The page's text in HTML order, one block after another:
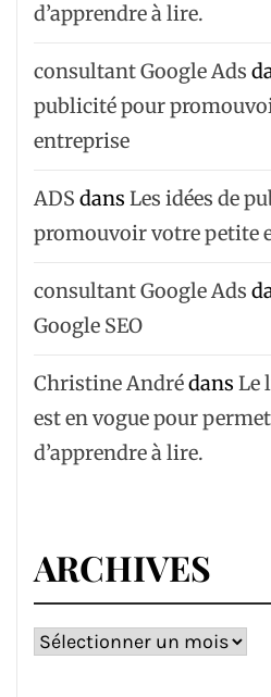
d’apprendre à lire.
consultant Google Ads
publicité pour
entreprise
ADS dans Les idées de
promouvoir votre petite
consultant Google Ads
Google SEO
Christine Andrédans Le
est en vogue pour
d’apprendre à lire.
ARCHIVES
Archives